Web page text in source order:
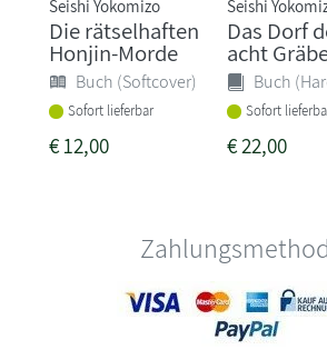
Seishi Yokomizo
Die rätselhaften
Honjin-Morde
Buch (Softcover)
Sofort lieferbar
€12,00
Seishi
Das Dorf
acht
Buch
Sofort
€22,00